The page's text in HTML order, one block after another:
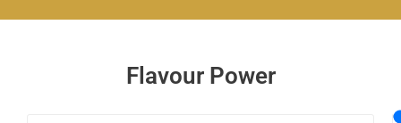
Flavour Power